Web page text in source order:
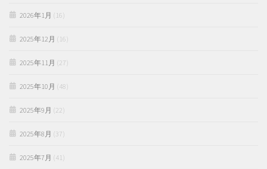
2026年1月 (16)
2025年12月 (16)
2025年11月 (27)
2025年10月 (48)
2025年9月 (22)
2025年8月 (37)
2025年7月 (41)